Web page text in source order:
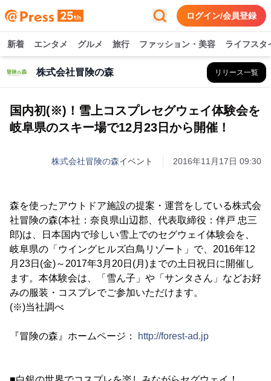
ログイン/会員登録
新着 エンタメ グルメ 旅行 ファッション・美容 ライフスタ
株式会社冒険の森 リリース一覧
国内初(※)！雪上コスプレセグウェイ体験会を
岐阜県のスキー場で12月23日から開催！
株式会社冒険の森イベント 2016年11月17日 09:30
森を使ったアウトドア施設の提案・運営をしている株式会
社冒険の森(本社：奈良県山辺郡、代表取締役：伴戸 忠三
郎)は、日本国内で珍しい雪上でのセグウェイ体験会を、
岐阜県の「ウイングヒルズ白鳥リゾート」で、2016年12
月23日(金)～2017年3月20日(月)までの土日祝日に開催し
ます。本体験会は、「雪ん子」や「サンタさん」などお好
みの服装・コスプレでご参加いただけます。
(※)当社調べ
『冒険の森』ホームページ： http://forest-ad.jp